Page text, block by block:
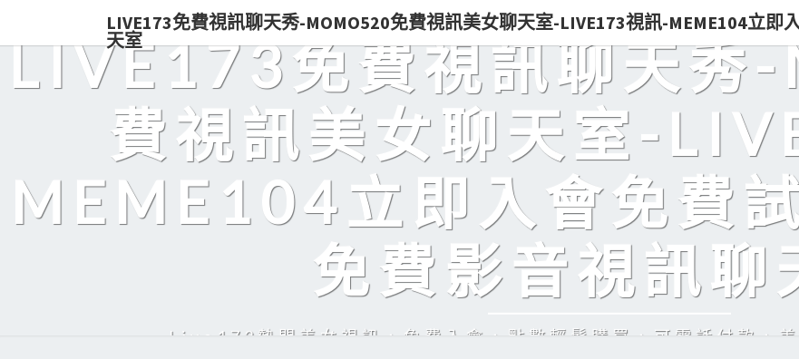
LIVE173免費視訊聊天秀-MOMO520免費視訊美女聊天室-LIVE173視訊-MEME104立即
天室
LIVE173免費視訊聊天秀
費視訊美女聊天室-
MEME104立即入會免費
免費影音視訊聊
Live173熱門美女視訊，免費入會，點數輕鬆購買，可電話付款，美